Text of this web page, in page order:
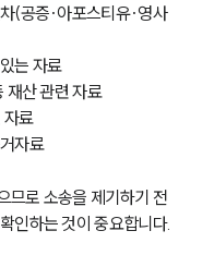
(공증·아포스티유·영사
는 자료
재산 관련 자료
자료
자료
므로 소송을 제기하기 전
인하는 것이 중요합니다.